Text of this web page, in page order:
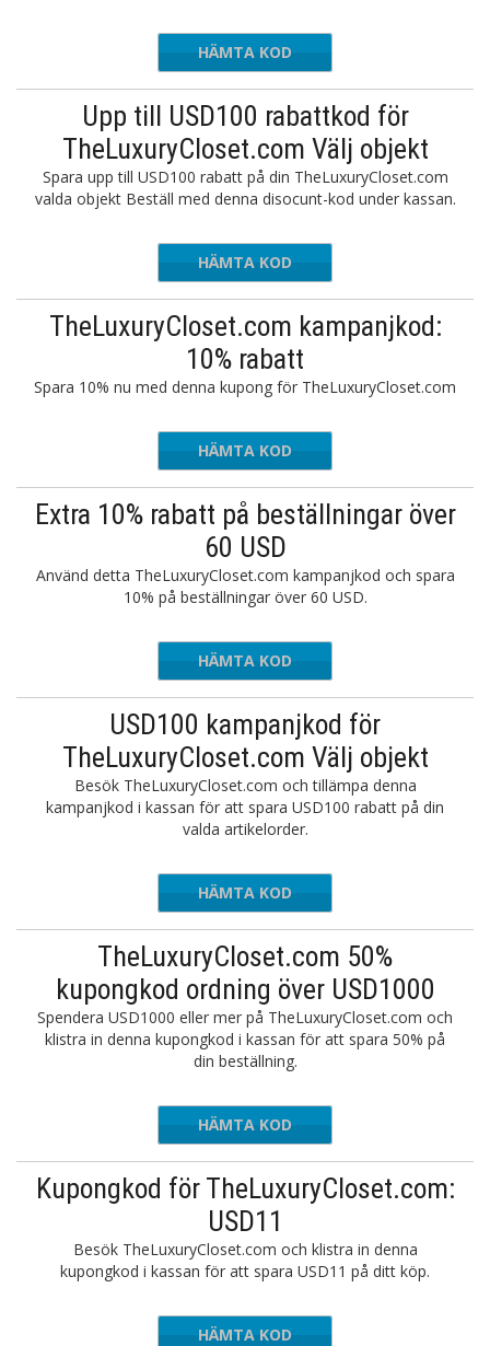
AM9
HÄMTA KOD
Upp till USD100 rabattkod för
TheLuxuryCloset.com Välj objekt
Spara upp till USD100 rabatt på din TheLuxuryCloset.com
valda objekt Beställ med denna disocunt-kod under kassan.
TLC100
HÄMTA KOD
TheLuxuryCloset.com kampanjkod:
10% rabatt
Spara 10% nu med denna kupong för TheLuxuryCloset.com
HÄMTA KOD
Extra 10% rabatt på beställningar över
60 USD
Använd detta TheLuxuryCloset.com kampanjkod och spara
10% på beställningar över 60 USD.
HÄMTA KOD
USD100 kampanjkod för
TheLuxuryCloset.com Välj objekt
Besök TheLuxuryCloset.com och tillämpa denna
kampanjkod i kassan för att spara USD100 rabatt på din
valda artikelorder.
NOV100
HÄMTA KOD
TheLuxuryCloset.com 50%
kupongkod ordning över USD1000
Spendera USD1000 eller mer på TheLuxuryCloset.com och
klistra in denna kupongkod i kassan för att spara 50% på
din beställning.
HBMORE
HÄMTA KOD
Kupongkod för TheLuxuryCloset.com:
USD11
Besök TheLuxuryCloset.com och klistra in denna
kupongkod i kassan för att spara USD11 på ditt köp.
NVSRY10
HÄMTA KOD